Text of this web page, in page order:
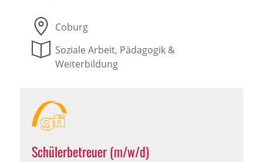
Coburg
Soziale Arbeit, Pädagogik &
Weiterbildung
Schülerbetreuer (m/w/d)